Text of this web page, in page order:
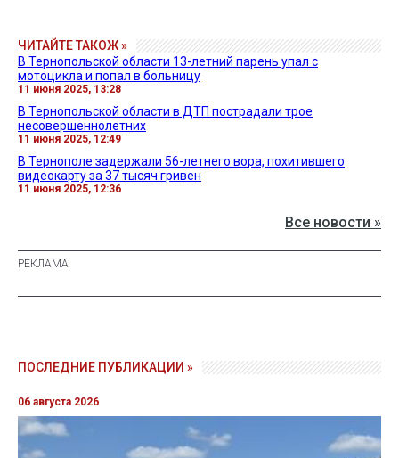
ЧИТАЙТЕ ТАКОЖ »
В Тернопольской области 13-летний парень упал с
мотоцикла и попал в больницу
11 июня 2025, 13:28
В Тернопольской области в ДТП пострадали трое
несовершеннолетних
11 июня 2025, 12:49
В Тернополе задержали 56-летнего вора, похитившего
видеокарту за 37 тысяч гривен
11 июня 2025, 12:36
Все новости »
ПОСЛЕДНИЕ ПУБЛИКАЦИИ »
06 августа 2026